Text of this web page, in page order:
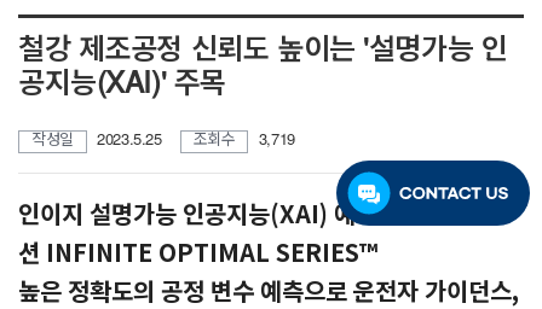
철강 제조공정 신뢰도 높이는 '설명가능 인
공지능(XAI)' 주목
작성일 2023.5.25 조회수 3,719
인이지 설명가능 인공지능(XAI) 예측 솔루
션 INFINITE OPTIMAL SERIES™
높은 정확도의 공정 변수 예측으로 운전자 가이던스,